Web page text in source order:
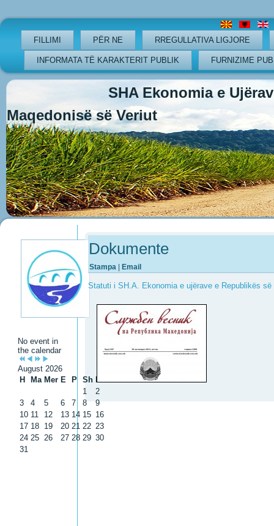
FILLIMI PËR NE RREGULLATIVA LIGJORE
INFORMATA TË KARAKTERIT PUBLIK FURNIZIME
SHA Ekonomia e
Maqedonisë së Veriut
No event in
the calendar
August 2026
H
Ma Mer E P Sh D
1
2
3
4 5 6 7 8
9
10 11 12 13 14 15 16
17 18 19 20 21 22 23
24 25 26 27 28 29 30
31
Dokumente
Stampa Email
Statuti i SH.A. Ekonomia e ujërave e Republikës së